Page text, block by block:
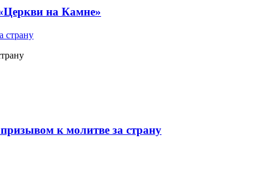
на Камне»
к молитве за страну